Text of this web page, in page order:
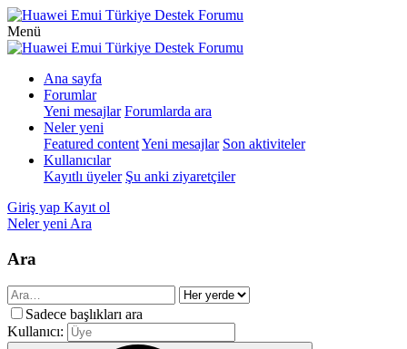
Menü
Ana sayfa
Forumlar
Yeni mesajlar Forumlarda ara
Neler yeni
Featured contentYeni mesajlar Son aktiviteler
Kullanıcılar
Kayıtlı üyeler Şu anki ziyaretçiler
Giriş yap Kayıt ol
Neler yeni Ara
Ara
Sadece başlıkları ara
Kullanıcı: